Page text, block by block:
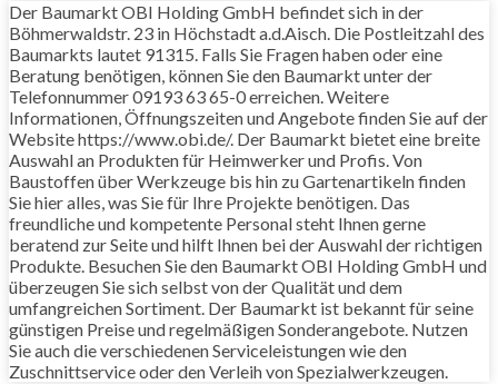
Der Baumarkt OBI Holding GmbH befindet sich in der
Böhmerwaldstr. 23 in Höchstadt a.d.Aisch. Die Postleitzahl des
Baumarkts lautet 91315. Falls Sie Fragen haben oder eine
Beratung benötigen, können Sie den Baumarkt unter der
Telefonnummer 09193 63 65-0 erreichen. Weitere
Informationen, Öffnungszeiten und Angebote finden Sie auf der
Website https://www.obi.de/. Der Baumarkt bietet eine breite
Auswahl an Produkten für Heimwerker und Profis. Von
Baustoffen über Werkzeuge bis hin zu Gartenartikeln finden
Sie hier alles, was Sie für Ihre Projekte benötigen. Das
freundliche und kompetente Personal steht Ihnen gerne
beratend zur Seite und hilft Ihnen bei der Auswahl der richtigen
Produkte. Besuchen Sie den Baumarkt OBI Holding GmbH und
überzeugen Sie sich selbst von der Qualität und dem
umfangreichen Sortiment. Der Baumarkt ist bekannt für seine
günstigen Preise und regelmäßigen Sonderangebote. Nutzen
Sie auch die verschiedenen Serviceleistungen wie den
Zuschnittservice oder den Verleih von Spezialwerkzeugen.